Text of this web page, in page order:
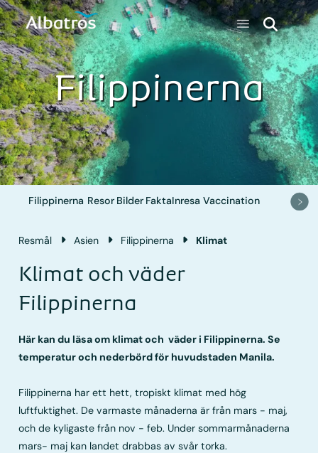
Filippinerna
Filippinerna Resor Bilder FaktaInresa Vaccination
Resmål Asien Filippinerna Klimat
Klimat och väder
Filippinerna
Här kan du läsa om klimat och väder i Filippinerna. Se
temperatur och nederbörd för huvudstaden Manila.
Filippinerna har ett hett, tropiskt klimat med hög
luftfuktighet. De varmaste månaderna är från mars - maj,
och de kyligaste från nov - feb. Under sommarmånaderna
mars- maj kan landet drabbas av svår torka.